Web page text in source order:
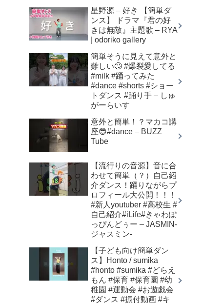
星野源 – 好き 【簡単ダ
ンス】 ドラマ『君の好
きは無敵』主題歌 – RYA
| odoriko gallery
簡単そうに見えて意外と
難しい🙄 #爆裂愛してる
#milk #踊ってみた
#dance #shorts #ショー
トダンス #踊り手 – しゅ
がーらいす
意外と簡単！？マカコ講
座😎#dance – BUZZ
Tube
【流行りの音源】音に合
わせて簡単（？）自己紹
介ダンス！踊りながらプ
ロフィール大公開！！！
#新人youtuber #高校生 #
自己紹介#iLife#きゃわぽ
っぴんどぅー – JASMIN-
ジャスミン-
【子ども向け簡単ダン
ス】Honto / sumika
#honto #sumika #どらえ
もん #保育 #保育園 #幼
稚園 #運動会 #お遊戯会
#ダンス #振付動画 #キ